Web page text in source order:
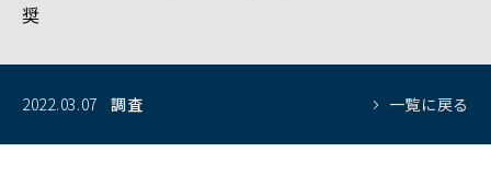
奨
2022.03.07 調査 一覧に戻る